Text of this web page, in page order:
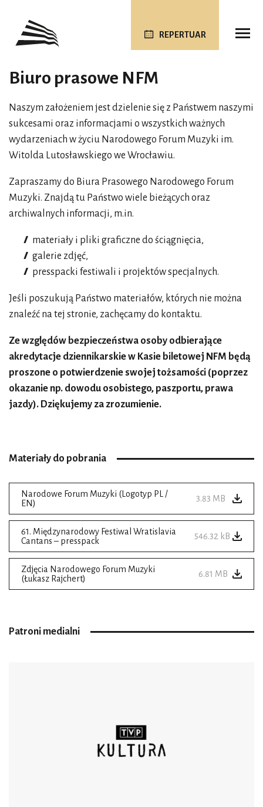
REPERTUAR
Biuro prasowe NFM
Naszym założeniem jest dzielenie się z Państwem naszymi
sukcesami oraz informacjami o wszystkich ważnych
wydarzeniach w życiu Narodowego Forum Muzyki im.
Witolda Lutosławskiego we Wrocławiu.
Zapraszamy do Biura Prasowego Narodowego Forum
Muzyki. Znajdą tu Państwo wiele bieżących oraz
archiwalnych informacji, m.in.
materiały i pliki graficzne do ściągnięcia,
galerie zdjęć,
presspacki festiwali i projektów specjalnych.
Jeśli poszukują Państwo materiałów, których nie można
znaleźć na tej stronie, zachęcamy do kontaktu.
Ze względów bezpieczeństwa osoby odbierające
akredytacje dziennikarskie w Kasie biletowej NFM będą
proszone o potwierdzenie swojej tożsamości (poprzez
okazanie np. dowodu osobistego, paszportu, prawa
jazdy). Dziękujemy za zrozumienie.
Materiały do pobrania
Narodowe Forum Muzyki (Logotyp PL /
EN)
3.83 MB
61. Międzynarodowy Festiwal Wratislavia
Cantans – presspack
546.32 kB
Zdjęcia Narodowego Forum Muzyki
(Łukasz Rajchert)
6.81 MB
Patroni medialni